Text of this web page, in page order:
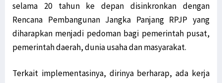
selama 20 tahun ke depan disinkronkan dengan
Rencana Pembangunan Jangka Panjang RPJP yang
diharapkan menjadi pedoman bagi pemerintah pusat,
pemerintah daerah, dunia usaha dan masyarakat.
Terkait implementasinya, dirinya berharap, ada kerja